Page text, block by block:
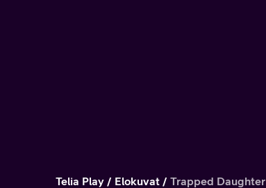
Telia Play Elokuvat Trapped Daughter